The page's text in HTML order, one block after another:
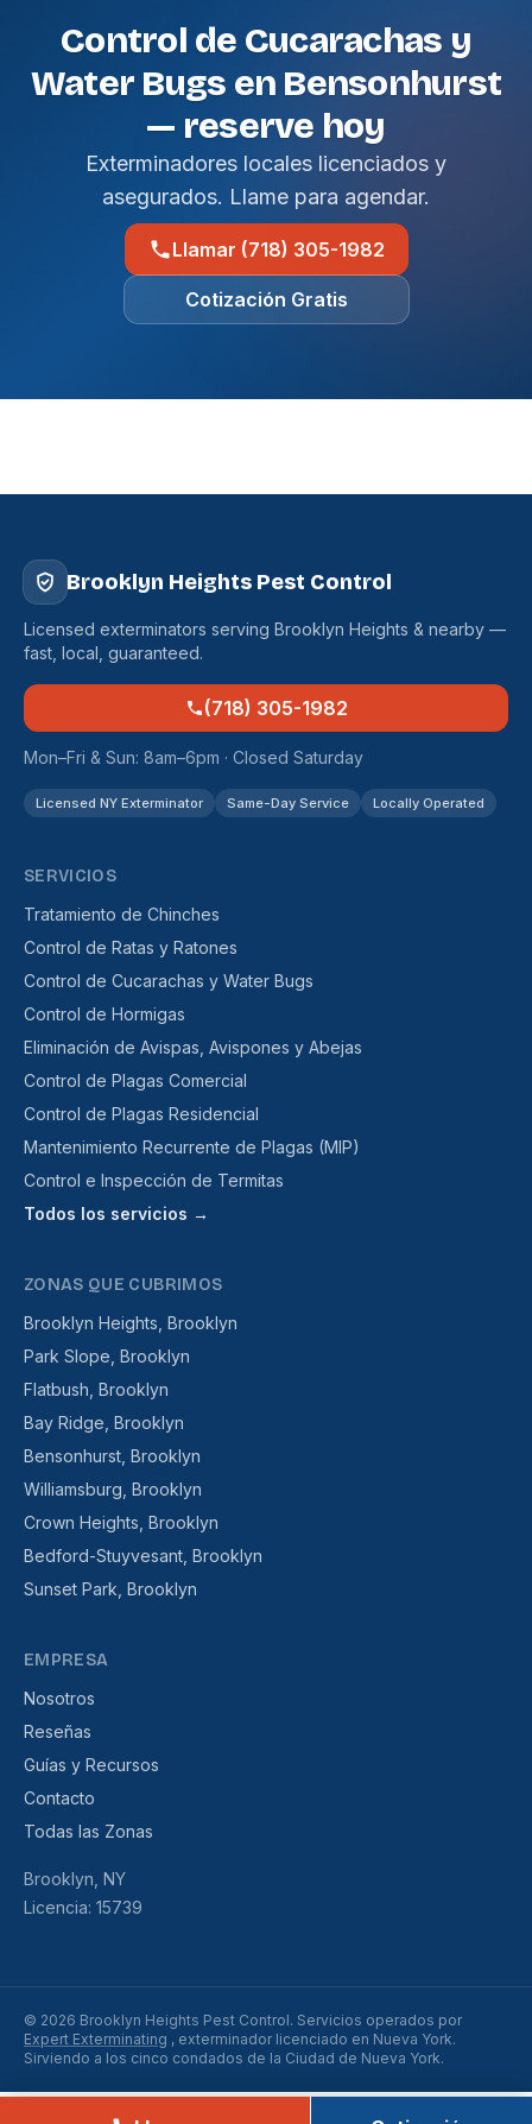
Control de Cucarachas y
Water Bugs en Bensonhurst
— reserve hoy
Exterminadores locales licenciados y
asegurados. Llame para agendar.
Llamar (718) 305-1982
Cotización Gratis
Brooklyn Heights Pest Control
Licensed exterminators serving Brooklyn Heights & nearby —
fast, local, guaranteed.
(718) 305-1982
Mon–Fri & Sun: 8am–6pm · Closed Saturday
Licensed NY Exterminator Same-Day Service Locally Operated
SERVICIOS
Tratamiento de Chinches
Control de Ratas y Ratones
Control de Cucarachas y Water Bugs
Control de Hormigas
Eliminación de Avispas, Avispones y Abejas
Control de Plagas Comercial
Control de Plagas Residencial
Mantenimiento Recurrente de Plagas (MIP)
Control e Inspección de Termitas
Todos los servicios →
ZONAS QUE CUBRIMOS
Brooklyn Heights, Brooklyn
Park Slope, Brooklyn
Flatbush, Brooklyn
Bay Ridge, Brooklyn
Bensonhurst, Brooklyn
Williamsburg, Brooklyn
Crown Heights, Brooklyn
Bedford-Stuyvesant, Brooklyn
Sunset Park, Brooklyn
EMPRESA
Nosotros
Reseñas
Guías y Recursos
Contacto
Todas las Zonas
Brooklyn, NY
Licencia: 15739
© 2026 Brooklyn Heights Pest Control. Servicios operados por
Expert Exterminating , exterminador licenciado en Nueva York.
Sirviendo a los cinco condados de la Ciudad de Nueva York.